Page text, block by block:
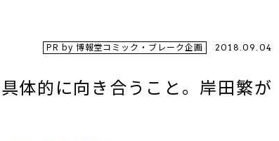
PR by 博報堂コミック・ブレーク企画 2018.09.04
体的に向き合うこと。岸田繁が